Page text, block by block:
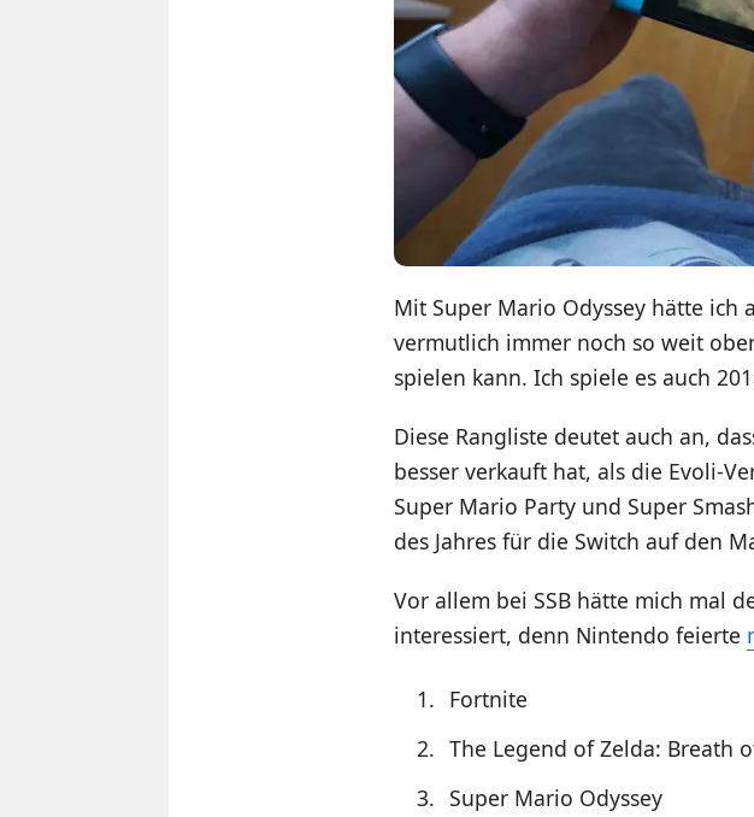
Mit Super Mario Odyssey hätte ich
vermutlich immer noch so weit
spielen kann. Ich spiele es auch
Diese Rangliste deutet auch an,
besser verkauft hat, als die Evoli-
Super Mario Party und Super
des Jahres für die Switch auf den
Vor allem bei SSB hätte mich mal
interessiert, denn Nintendo feierte
Fortnite
The Legend of Zelda: Breath
Super Mario Odyssey